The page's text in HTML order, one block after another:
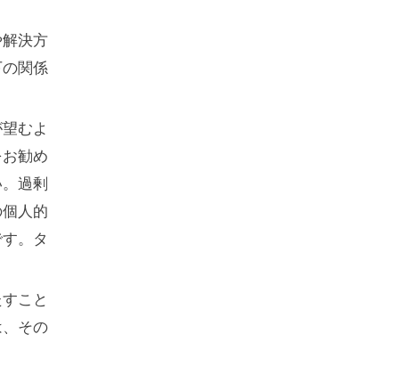
決方
関係
むよ
勧め
過剰
人的
。タ
こと
その